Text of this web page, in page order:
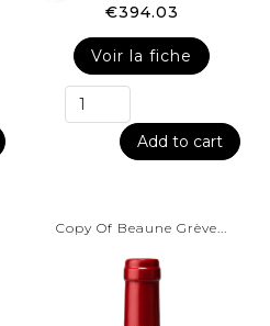
€394.03
Voir la fiche
Add to cart
Copy Of Beaune Grève...